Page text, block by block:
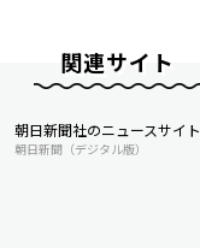
関連サイト
朝日新聞社のニュースサイト
朝日新聞（デジタル版）